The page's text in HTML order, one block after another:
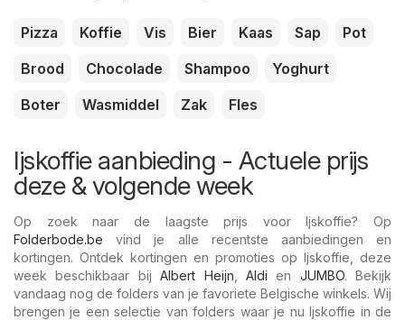
Pizza Koffie Vis Bier Kaas Sap
Pot
Brood
Chocolade Shampoo
Yoghurt
Boter
Wasmiddel Zak Fles
Ijskoffie aanbieding - Actuele prijs
deze & volgende week
Op zoek naar de laagste prijs voor Ijskoffie? Op
Folderbode.be vind je alle recentste aanbiedingen en
kortingen. Ontdek kortingen en promoties op Ijskoffie, deze
week beschikbaar bijAlbert Heijn Aldi en JUMBO. Bekijk
vandaag nog de folders van je favoriete Belgische winkels. Wij
brengen je een selectie van folders waar je nu Ijskoffie in de